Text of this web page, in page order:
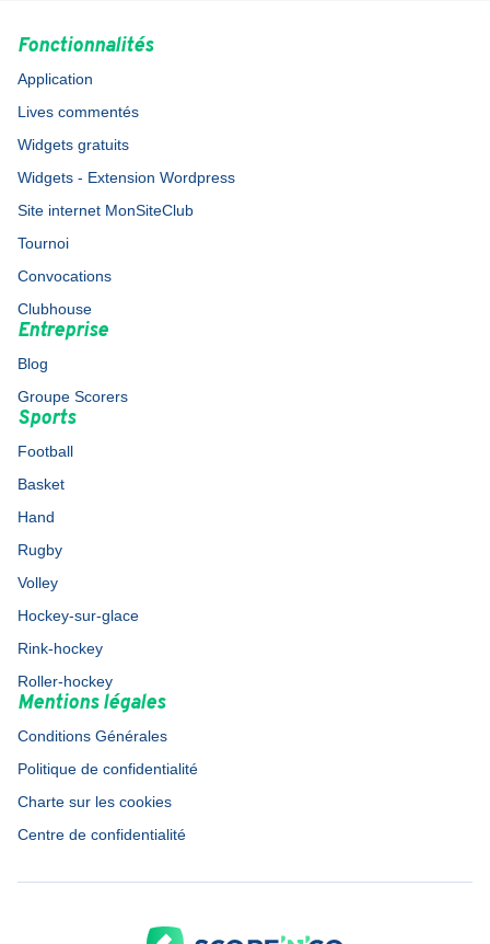
Fonctionnalités
Application
Lives commentés
Widgets gratuits
Widgets - Extension Wordpress
Site internet MonSiteClub
Tournoi
Convocations
Clubhouse
Entreprise
Blog
Groupe Scorers
Sports
Football
Basket
Hand
Rugby
Volley
Hockey-sur-glace
Rink-hockey
Roller-hockey
Mentions légales
Conditions Générales
Politique de confidentialité
Charte sur les cookies
Centre de confidentialité